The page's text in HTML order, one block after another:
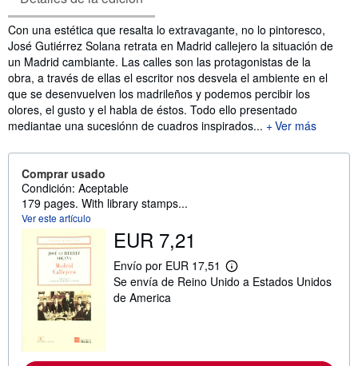
Sinopsis
Con una estética que resalta lo extravagante, no lo pintoresco,
José Gutiérrez Solana retrata en Madrid callejero la situación de
un Madrid cambiante. Las calles son las protagonistas de la
obra, a través de ellas el escritor nos desvela el ambiente en el
que se desenvuelven los madrileños y podemos percibir los
olores, el gusto y el habla de éstos. Todo ello presentado
mediantae una sucesiónn de cuadros inspirados...
Ver más
Comprar usado
Condición: Aceptable
179 pages. With library stamps...
Ver este artículo
EUR 7,21
Envío por EUR 17,51
M
á
Se envía de Reino Unido a Estados Unidos
de America